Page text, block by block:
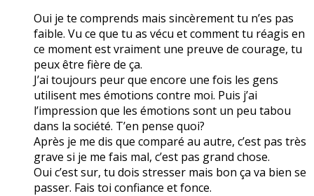
Oui je te comprends mais sincèrement tu n’es pas
faible. Vu ce que tu as vécu et comment tu réagis en
ce moment est vraiment une preuve de courage, tu
peux être fière de ça.
J’ai toujours peur que encore une fois les gens
utilisent mes émotions contre moi. Puis j’ai
l’impression que les émotions sont un peu tabou
dans la société. T’en pense quoi?
Après je me dis que comparé au autre, c’est pas très
grave si je me fais mal, c’est pas grand chose.
Oui c’est sur, tu dois stresser mais bon ça va bien se
passer. Fais toi confiance et fonce.